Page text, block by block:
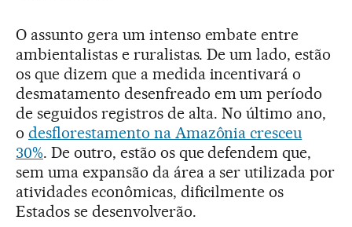
O assunto gera um intenso embate entre
ambientalistas e ruralistas. De um lado, estão
os que dizem que a medida incentivará o
desmatamento desenfreado em um período
de seguidos registros de alta. No último ano,
o desflorestamento na Amazônia cresceu
30%. De outro, estão os que defendem que,
sem uma expansão da área a ser utilizada por
atividades econômicas, dificilmente os
Estados se desenvolverão.